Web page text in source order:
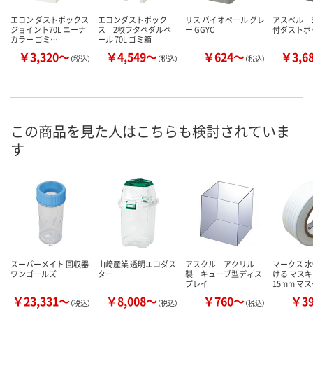
エコン ダストボックス
ジョイント70L ニーナ
カラー ゴミ…
￥3,320～（税込）
エコンダストボック
ス 2枚フタペダルペ
ール 70L ゴミ箱
￥4,549～（税込）
リス バイオペール グレ
ー GGYC
￥624～（税込）
アスベル
付ダスト
￥
この商品を見た人はこちらも検討されていま
す
スーパーメイト 回収器
ワンゴールズ
￥23,331～（税込）
山崎産業 透明エコダス
ター
￥8,008～（税込）
アスクル アクリル
製 キューブ型ディス
プレイ
￥760～（税込）
マークス
ける マス
15mm マ
￥